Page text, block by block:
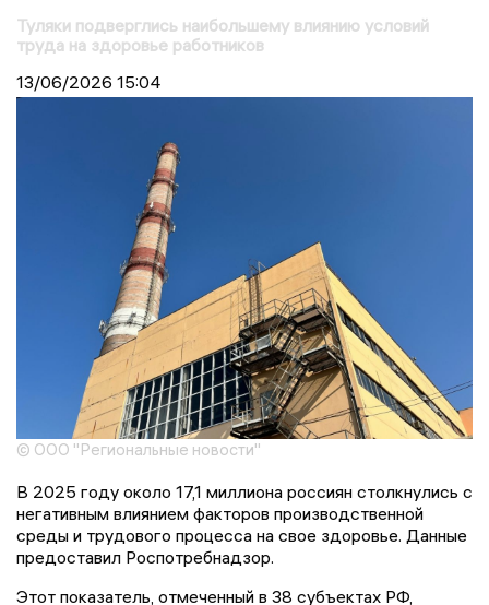
Туляки подверглись наибольшему влиянию условий
труда на здоровье работников
13/06/2026 15:04
© ООО "Региональные новости"
В 2025 году около 17,1 миллиона россиян столкнулись с
негативным влиянием факторов производственной
среды и трудового процесса на свое здоровье. Данные
предоставил Роспотребнадзор.
Этот показатель, отмеченный в 38 субъектах РФ,